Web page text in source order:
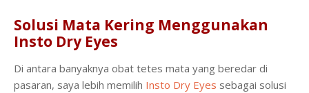
Solusi Mata Kering Menggunakan
Insto Dry Eyes
Di antara banyaknya obat tetes mata yang beredar di
pasaran, saya lebih memilih Insto Dry Eyes sebagai solusi